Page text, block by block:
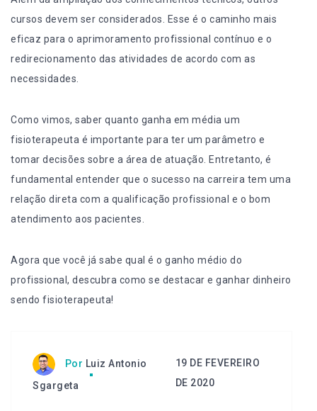
cursos devem ser considerados. Esse é o caminho mais
eficaz para o aprimoramento profissional contínuo e o
redirecionamento das atividades de acordo com as
necessidades.
Como vimos, saber quanto ganha em média um
fisioterapeuta é importante para ter um parâmetro e
tomar decisões sobre a área de atuação. Entretanto, é
fundamental entender que o sucesso na carreira tem uma
relação direta com a qualificação profissional e o bom
atendimento aos pacientes.
Agora que você já sabe qual é o ganho médio do
profissional, descubra como se destacar e ganhar dinheiro
sendo fisioterapeuta!
Por Luiz Antonio
Sgargeta
19 DE FEVEREIRO
DE 2020